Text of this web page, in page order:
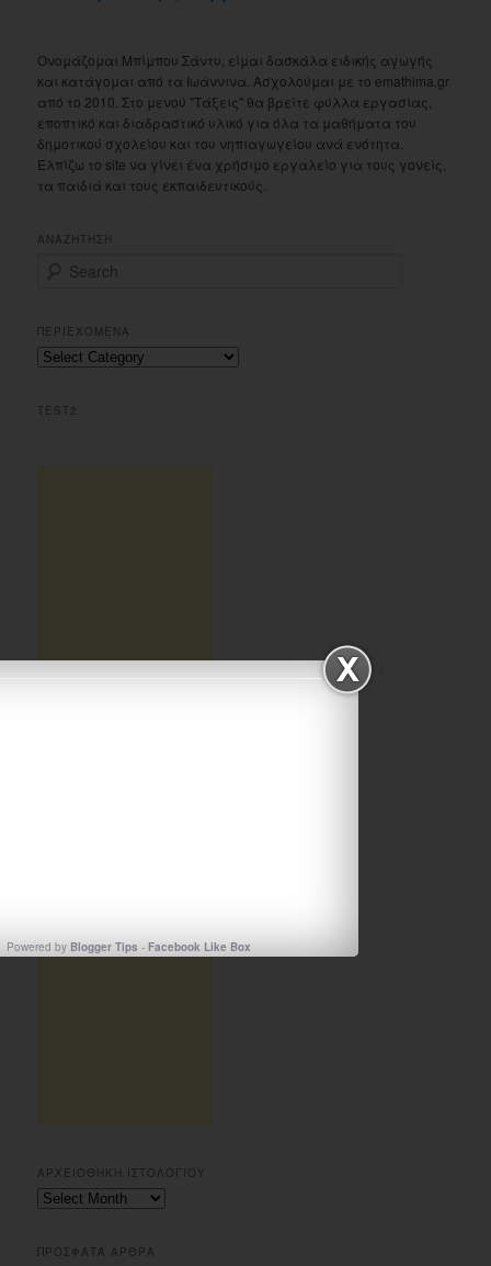
Ονομάζομαι Μπίμπου Σάντυ, είμαι δασκάλα ειδικής αγωγής
και κατάγομαι από τα Ιωάννινα. Ασχολούμαι με το emathima.gr
από το 2010. Στο μενού "Τάξεις" θα βρείτε φύλλα εργασίας,
εποπτικό και διαδραστικό υλικό για όλα τα μαθήματα του
δημοτικού σχολείου και του νηπιαγωγείου ανά ενότητα.
Ελπίζω το site να γίνει ένα χρήσιμο εργαλείο για τους γονείς,
τα παιδιά και τους εκπαιδευτικούς.
ΑΝΑΖΗΤΗΣΗ
r
c
h
ΠΕΡΙΕΧΟΜΕΝΑ
Περιεχομενα
TEST2
ΑΡΧΕΙΟΘΗΚΗ ΙΣΤΟΛΟΓΙΟΥ
Αρχειοθηκη
ΠΡΟΣΦΑΤΑ ΑΡΘΡΑ
Powered by Blogger Tips - Facebook Like Box